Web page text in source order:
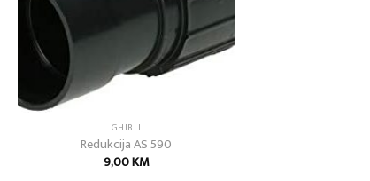
GHIBLI
Redukcija AS 590
9,00KM